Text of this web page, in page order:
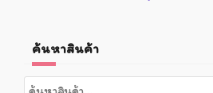
ค้นหาสินค้า
ค้นหา: